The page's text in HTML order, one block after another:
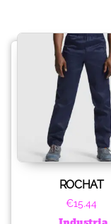
ROCHAT
€15.44